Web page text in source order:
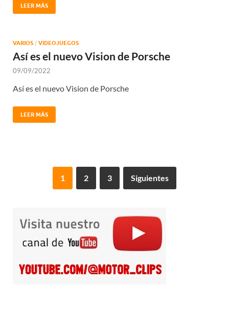
LEER MÁS
VARIOS / VIDEOJUEGOS
Así es el nuevo Vision de Porsche
09/09/2022
Así es el nuevo Vision de Porsche
LEER MÁS
1 2 3 Siguientes